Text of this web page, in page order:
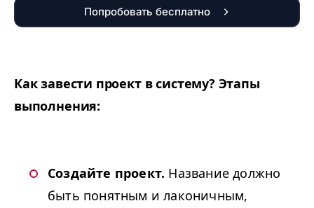
Попробовать бесплатно
Как завести проект в систему? Этапы
выполнения:
Создайте проект. Название должно
быть понятным и лаконичным,